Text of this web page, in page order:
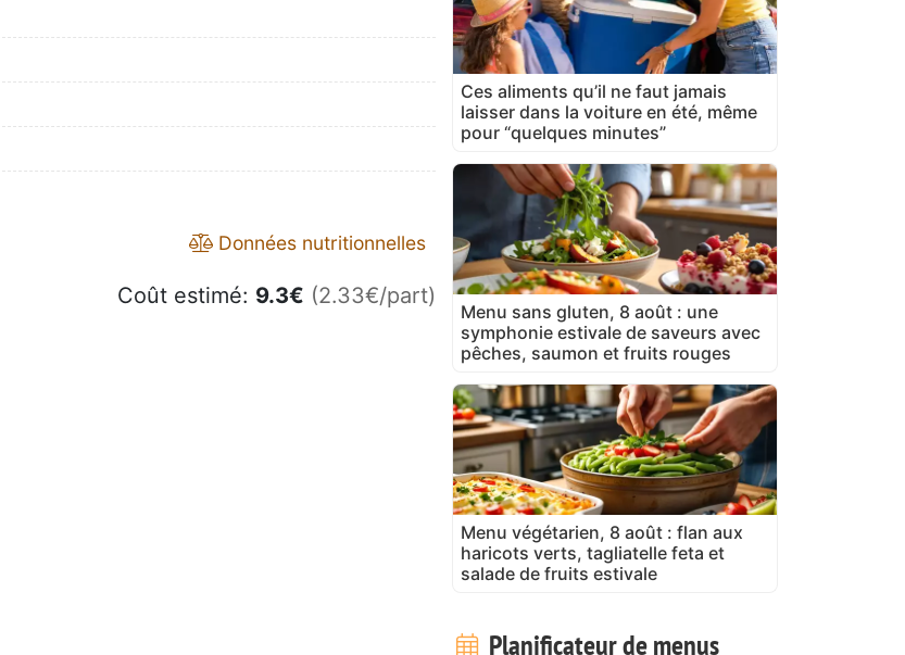
Données nutritionnelles
Coût estimé: 9.3€ (2.33€/part)
Ces aliments qu’il ne faut jamais
laisser dans la voiture en été, même
pour “quelques minutes”
Menu sans gluten, 8 août : une
symphonie estivale de saveurs avec
pêches, saumon et fruits rouges
Menu végétarien, 8 août : flan aux
haricots verts, tagliatelle feta et
salade de fruits estivale
Planificateur de menus